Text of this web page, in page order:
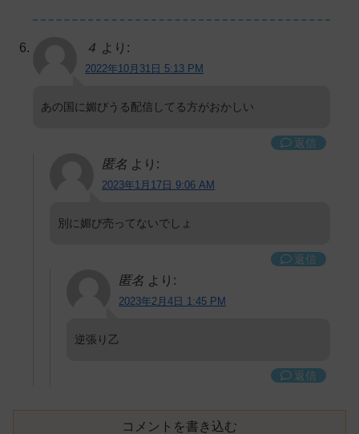
４ より:
2022年10月31日 5:13 PM
あの国に媚びうる配信してる方がおかしい
返信
匿名 より:
2023年1月17日 9:06 AM
別に媚び売ってないでしょ
返信
匿名 より:
2023年2月4日 1:45 PM
逆張り乙
返信
コメントを書き込む